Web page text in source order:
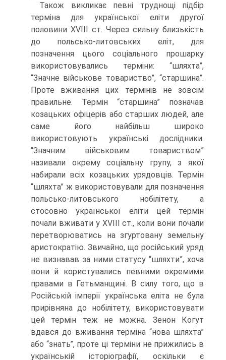
Також викликає певні труднощі підбір
терміна для української еліти другої
половини XVIII ст. Через сильну близькість
до польсько-литовських еліт, для
позначення цього соціального прошарку
використовувались терміни: “шляхта”,
“Значне військове товариство”, “старшина”.
Проте вживання цих термінів не зовсім
правильне. Термін “старшина” позначав
козацьких офіцерів або старших людей, але
саме його найбільш широко
використовують українські дослідники.
“Значним військовим товариством”
називали окрему соціальну групу, з якої
набирали всіх козацьких урядовців. Термін
“шляхта” ж використовували для позначення
польсько-литовського нобілітету, а
стосовно української еліти цей термін
почали вживати у XVIII ст., коли вони почали
перетворюватись на згуртовану земельну
аристократію. Звичайно, що російський уряд
не визнавав за ними статусу “шляхти”, хоча
вони й користувались певними окремими
правами в Гетьманщині. В силу того, що в
Російській імперії українська еліта не була
прирівняна до нобілітету, використовувати
цей термін теж не можна. Зенон Когут
вдався до вживання терміна “нова шляхта”
або “знать”, проте ці терміни не прижились в
українській історіографії, оскільки є